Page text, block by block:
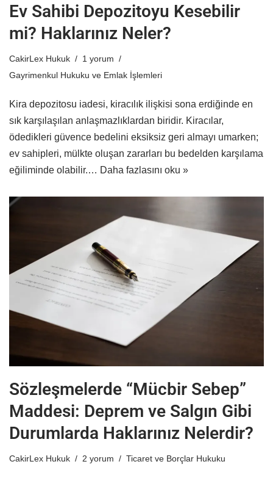
Ev Sahibi Depozitoyu Kesebilir
mi? Haklarınız Neler?
CakirLex Hukuk
1 yorum
Gayrimenkul Hukuku ve Emlak İşlemleri
Kira depozitosu iadesi, kiracılık ilişkisi sona erdiğinde en
sık karşılaşılan anlaşmazlıklardan biridir. Kiracılar,
ödedikleri güvence bedelini eksiksiz geri almayı umarken;
ev sahipleri, mülkte oluşan zararları bu bedelden karşılama
eğiliminde olabilir.… Daha fazlasını oku »
Sözleşmelerde “Mücbir Sebep”
Maddesi: Deprem ve Salgın Gibi
Durumlarda Haklarınız Nelerdir?
CakirLex Hukuk 2 yorum Ticaret ve Borçlar Hukuku